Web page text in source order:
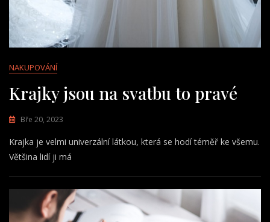
NAKUPOVÁNÍ
Krajky jsou na svatbu to pravé
Bře 20, 2023
Krajka je velmi univerzální látkou, která se hodí téměř ke všemu.
Většina lidí ji má